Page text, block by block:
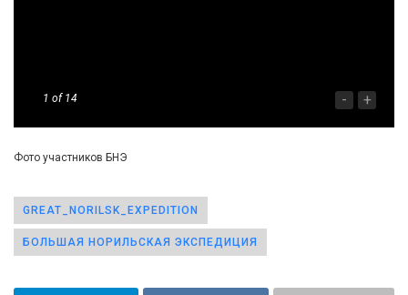
1 of 14 - +
Фото участников БНЭ
GREAT_NORILSK_EXPEDITION
БОЛЬШАЯ НОРИЛЬСКАЯ ЭКСПЕДИЦИЯ